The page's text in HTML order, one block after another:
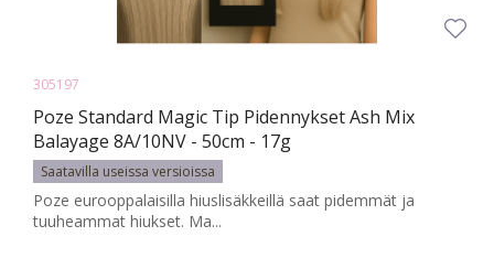
305197
Poze Standard Magic Tip Pidennykset Ash Mix
Balayage 8A/10NV - 50cm - 17g
Saatavilla useissa versioissa
Poze eurooppalaisilla hiuslisäkkeillä saat pidemmät ja
tuuheammat hiukset. Ma...